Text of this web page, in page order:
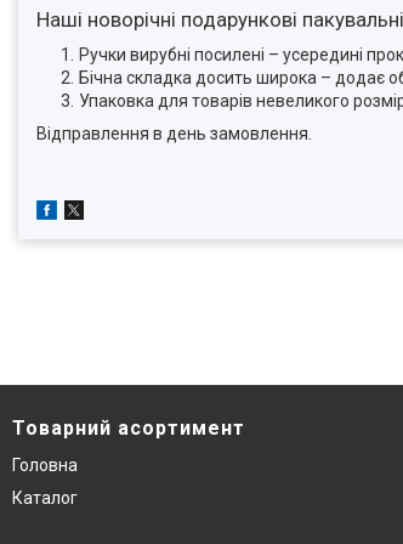
Наші новорічні подарункові
Ручки вирубні посилені – усередині
Бічна складка досить широка – додає
Упаковка для товарів невеликого
Відправлення в день замовлення.
Товарний асортимент
Головна
Каталог